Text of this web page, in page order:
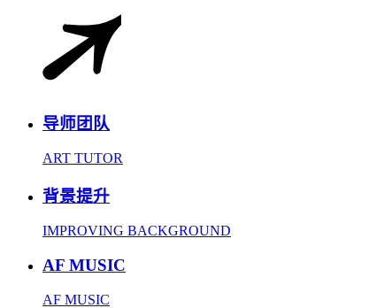
导师团队
ART TUTOR
背景提升
IMPROVING BACKGROUND
AF MUSIC
AF MUSIC